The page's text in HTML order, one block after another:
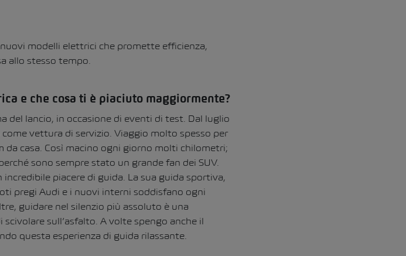
modelli elettrici che promette efficienza,
allo stesso tempo.
e che cosa ti è piaciuto maggiormente?
del lancio, in occasione di eventi di test. Dal luglio
vettura di servizio. Viaggio molto spesso per
casa. Così macino ogni giorno molti chilometri;
sono sempre stato un grande fan dei SUV.
piacere di guida. La sua guida sportiva,
pregi Audi e i nuovi interni soddisfano ogni
guidare nel silenzio più assoluto è una
sull’asfalto. A volte spengo anche il
questa esperienza di guida rilassante.